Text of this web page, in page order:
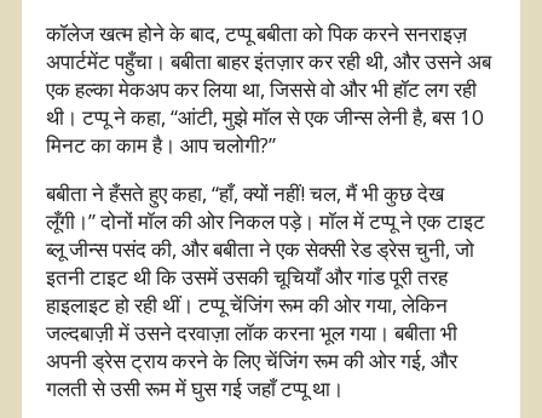
कॉलेज खत्म होने के बाद, टप्पू बबीता को पिक करने सनराइज़
अपार्टमेंट पहुँचा। बबीता बाहर इंतज़ार कर रही थी, और उसने अब
एक हल्का मेकअप कर लिया था, जिससे वो और भी हॉट लग रही
थी। टप्पू ने कहा, “आंटी, मुझे मॉल से एक जीन्स लेनी है, बस 10
मिनट का काम है। आप चलोगी?”
बबीता ने हँसते हुए कहा, “हाँ, क्यों नहीं! चल, मैं भी कुछ देख
लूँगी।” दोनों मॉल की ओर निकल पड़े। मॉल में टप्पू ने एक टाइट
ब्लू जीन्स पसंद की, और बबीता ने एक सेक्सी रेड ड्रेस चुनी, जो
इतनी टाइट थी कि उसमें उसकी चूचियाँ और गांड पूरी तरह
हाइलाइट हो रही थीं। टप्पू चेंजिंग रूम की ओर गया, लेकिन
जल्दबाज़ी में उसने दरवाज़ा लॉक करना भूल गया। बबीता भी
अपनी ड्रेस ट्राय करने के लिए चेंजिंग रूम की ओर गई, और
गलती से उसी रूम में घुस गई जहाँ टप्पू था।